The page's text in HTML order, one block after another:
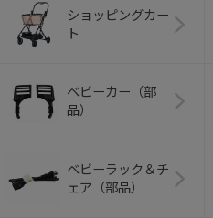
ショッピングカー
ト
ベビーカー（部
品）
ベビーラック＆チ
ェア（部品）